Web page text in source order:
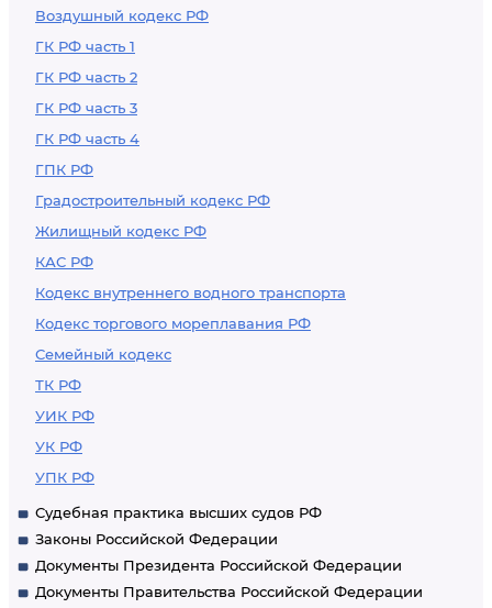
Воздушный кодекс РФ
ГК РФ часть 1
ГК РФ часть 2
ГК РФ часть 3
ГК РФ часть 4
ГПК РФ
Градостроительный кодекс РФ
Жилищный кодекс РФ
КАС РФ
Кодекс внутреннего водного транспорта
Кодекс торгового мореплавания РФ
Семейный кодекс
ТК РФ
УИК РФ
УК РФ
УПК РФ
Судебная практика высших судов РФ
Законы Российской Федерации
Документы Президента Российской Федерации
Документы Правительства Российской Федерации